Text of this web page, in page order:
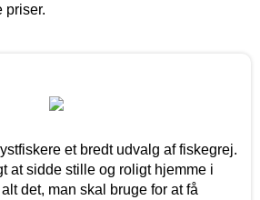
priser.
et bredt udvalg af fiskegrej.
at sidde stille og roligt hjemme i
det, man skal bruge for at få